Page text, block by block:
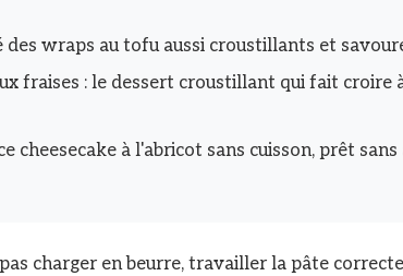
des wraps au tofu aussi croustillants et
fraises : le dessert croustillant qui fait croire
cheesecake à l'abricot sans cuisson, prêt
pas charger en beurre, travailler la pâte